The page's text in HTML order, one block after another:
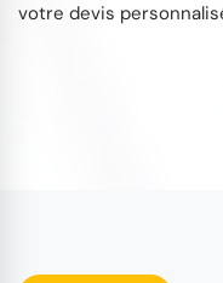
votre devis